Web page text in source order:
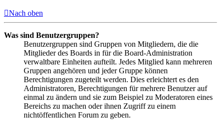
Nach oben
Was sind Benutzergruppen?
Benutzergruppen sind Gruppen von Mitgliedern, die die
Mitglieder des Boards in für die Board-Administration
verwaltbare Einheiten aufteilt. Jedes Mitglied kann mehreren
Gruppen angehören und jeder Gruppe können
Berechtigungen zugeteilt werden. Dies erleichtert es den
Administratoren, Berechtigungen für mehrere Benutzer auf
einmal zu ändern und sie zum Beispiel zu Moderatoren eines
Bereichs zu machen oder ihnen Zugriff zu einem
nichtöffentlichen Forum zu geben.